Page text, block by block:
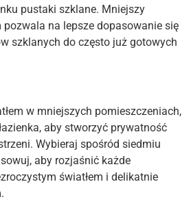
pustaki szklane. Mniejszy
pozwala na lepsze dopasowanie się
szklanych do często już gotowych
w mniejszych pomieszczeniach,
aby stworzyć prywatność
Wybieraj spośród siedmiu
aby rozjaśnić każde
światłem i delikatnie